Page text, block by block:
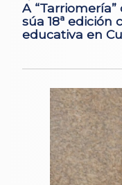
A “Tarriomería”
súa 18ª edición
educativa en